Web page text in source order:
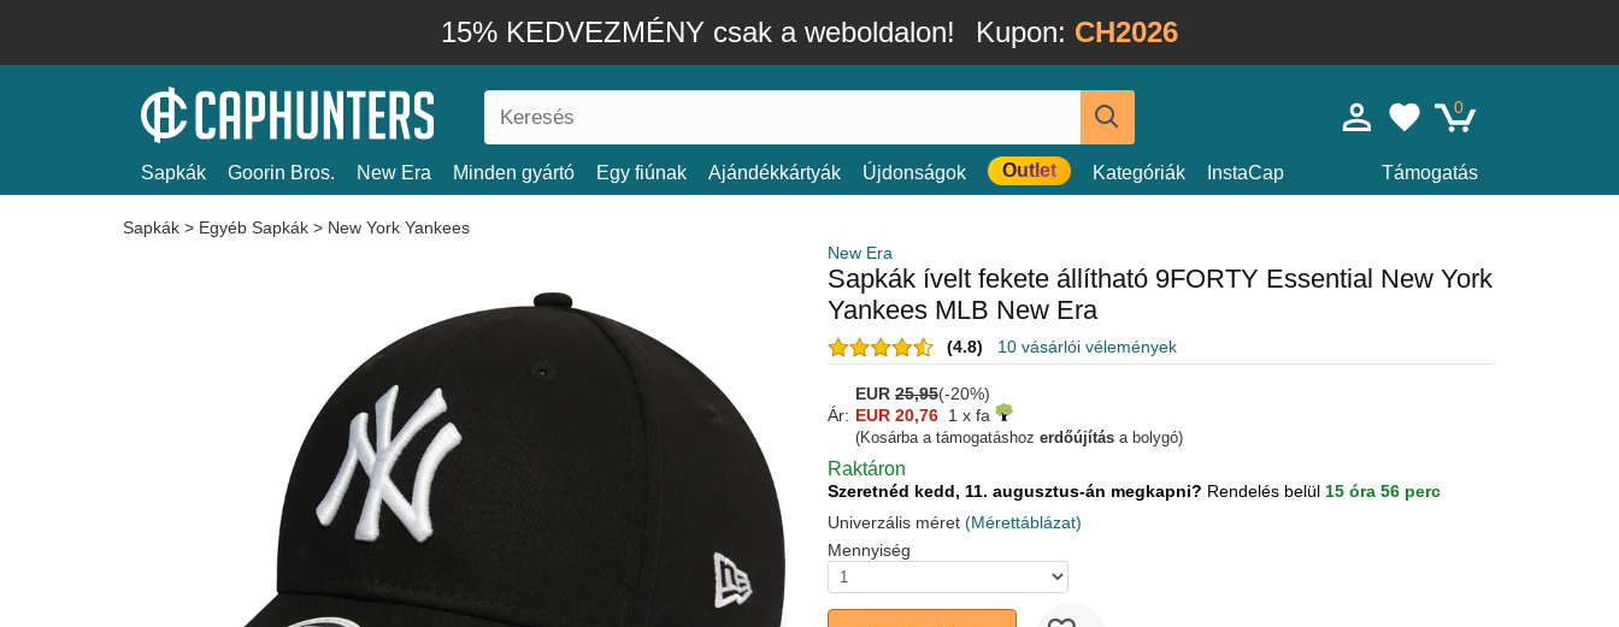
15% KEDVEZMÉNY csak a weboldalon! Kupon: CH2026
0
Sapkák Goorin Bros. New Era Minden gyártó Egy fiúnak Ajándékkártyák Újdonságok Outlet Kategóriák InstaCap Támogatás
Sapkák > Egyéb Sapkák > New York Yankees
New Era
Sapkák ívelt fekete állítható 9FORTY Essential New York
Yankees MLB New Era
(4.8) 10 vásárlói vélemények
EUR 25,95(-20%)
Ár: EUR 20,76 1 x fa
(Kosárba a támogatáshoz erdőújítás a bolygó)
Raktáron
Szeretnéd kedd, 11. augusztus-án megkapni? Rendelés belül 15 óra 56 perc
Univerzális méret (Mérettáblázat)
Mennyiség